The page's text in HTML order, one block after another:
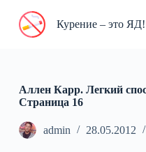
П
к
у
Курение – это ЯД!
Аллен Карр. Легкий
Cтраница 16
admin 28.05.2012